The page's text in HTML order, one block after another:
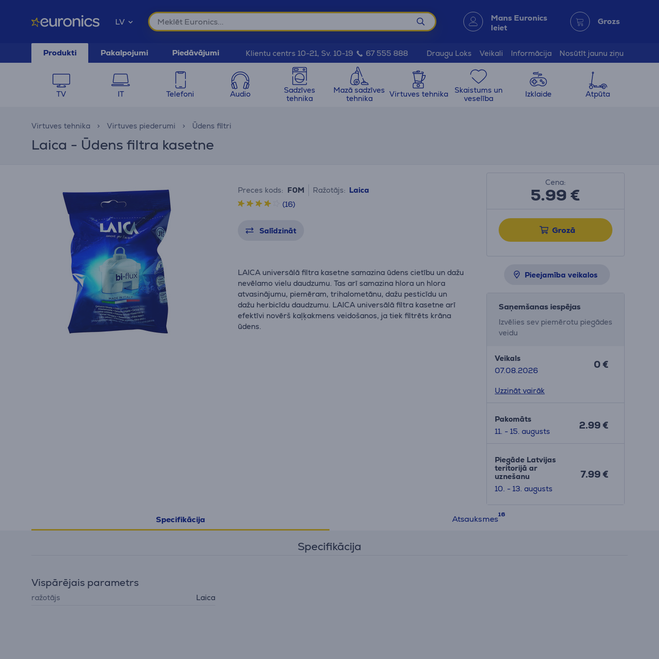
LV Mans Euronics
Ieiet
Grozs
Produkti Pakalpojumi Piedāvājumi Klientu centrs 10-21, Sv. 10-19 67 555 888 Draugu Loks Veikali Informācija Nosūtīt jaunu ziņu
TV IT Telefoni Audio
Sadzīves
tehnika
Mazā sadzīves
tehnika
Virtuves tehnika
Skaistums un
veselība
Izklaide Atpūta
Virtuves tehnika Virtuves piederumi Ūdens filtri
Laica - Ūdens filtra kasetne
Preces kods: F0M Ražotājs: Laica
(16)
Salīdzināt
LAICA universālā filtra kasetne samazina ūdens cietību un dažu
nevēlamo vielu daudzumu. Tas arī samazina hlora un hlora
atvasinājumu, piemēram, trihalometānu, dažu pesticīdu un
dažu herbicīdu daudzumu. LAICA universālā filtra kasetne arī
efektīvi novērš kaļķakmens veidošanos, ja tiek filtrēts krāna
ūdens.
Cena:
5.99€
Grozā
Pieejamība veikalos
Saņemšanas iespējas
Izvēlies sev piemērotu piegādes
veidu
Veikals
07.08.2026
0 €
Uzzināt vairāk
Pakomāts
11. - 15. augusts
2.99 €
Piegāde Latvijas
teritorijā ar
uznešanu
10. - 13. augusts
7.99 €
Specifikācija Atsauksmes
Specifikācija
Vispārējais parametrs
ražotājs Laica